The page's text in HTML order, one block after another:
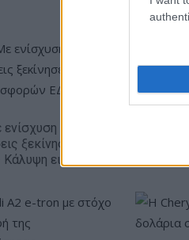
8 εκατ. ευρώ σε 451
ξεκίνησε το πρόγραμμα
Κάλυψη εισφορών ΕΔΟΕΑΠ